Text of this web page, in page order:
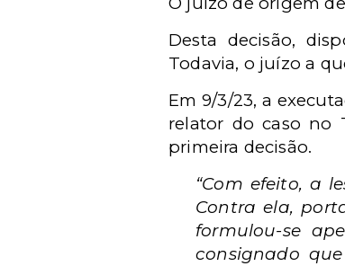
Desta decisão,
Todavia, o juízo a
Em 9/3/23, a
relator do caso no
primeira decisão.
“Com efeito, a
Contra ela,
formulou-se
consignado